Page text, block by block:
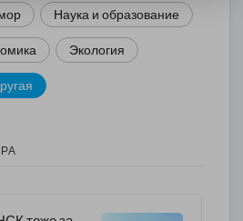
Наука и образование
Экология